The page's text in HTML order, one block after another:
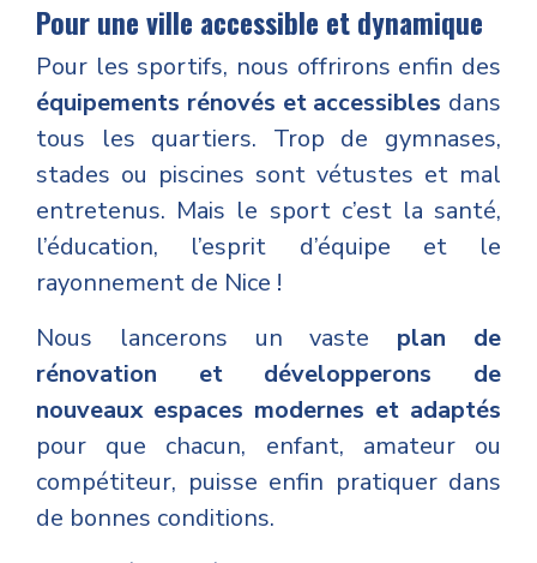
Pour une ville accessible et dynamique
Pour les sportifs, nous offrirons enfin des
équipements rénovés et accessibles dans
tous les quartiers. Trop de gymnases,
stades ou piscines sont vétustes et mal
entretenus. Mais le sport c’est la santé,
l’éducation, l’esprit d’équipe et le
rayonnement de Nice !
Nous lancerons un vaste plan de
rénovation et développerons de
nouveaux espaces modernes et adaptés
pour que chacun,
enfant, amateur ou
compétiteur, puisse enfin pratiquer dans
de bonnes conditions.